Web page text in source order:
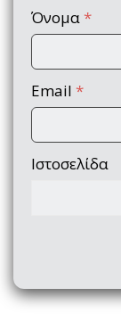
Όνομα *
Email *
Ιστοσελίδα